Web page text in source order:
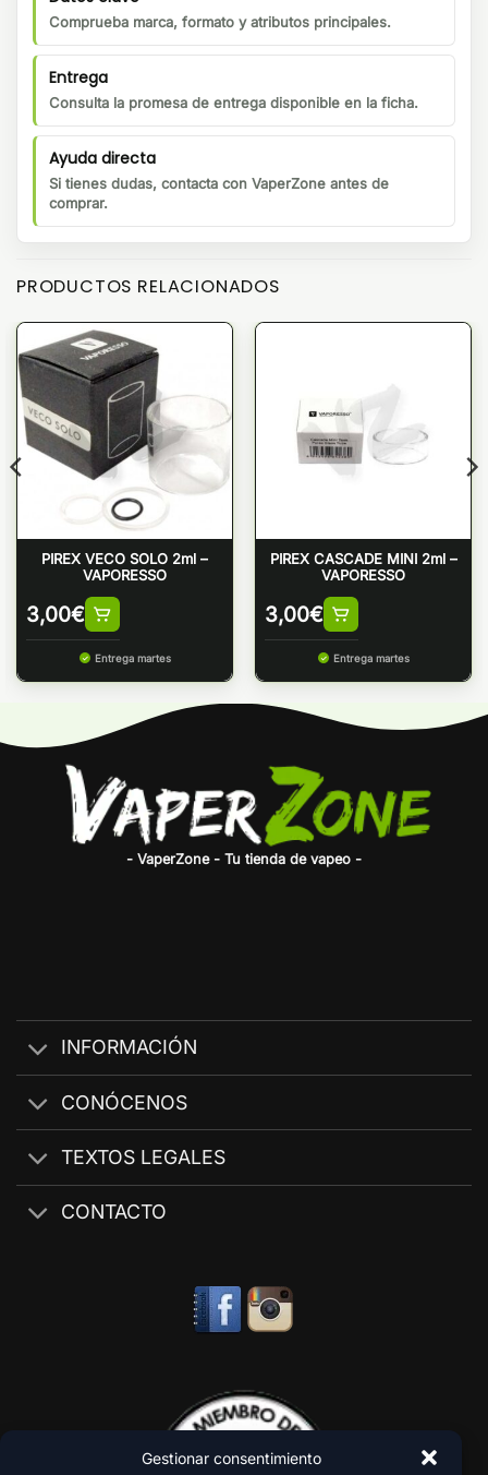
Gestionar consentimiento
Comprueba marca, formato y atributos principales.
Entrega
Consulta la promesa de entrega disponible en la ficha.
Ayuda directa
Si tienes dudas, contacta con VaperZone antes de
comprar.
PRODUCTOS RELACIONADOS
PIREX VECO SOLO 2ml –
VAPORESSO
3,00€
Entrega martes
PIREX CASCADE MINI 2ml –
VAPORESSO
3,00€
Entrega martes
- VaperZone - Tu tienda de vapeo -
INFORMACIÓN
CONÓCENOS
TEXTOS LEGALES
CONTACTO